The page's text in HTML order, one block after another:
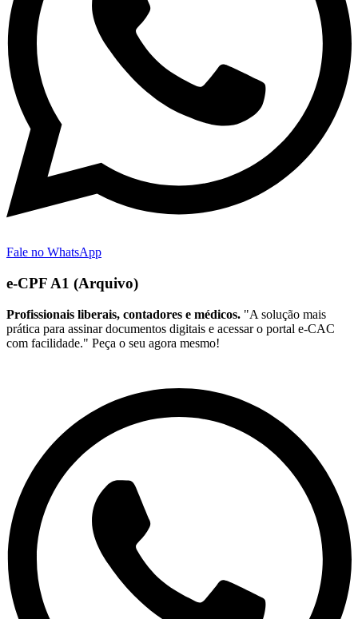
Fale no WhatsApp
e-CPF A1 (Arquivo)
Profissionais liberais, contadores e médicos. "A solução mais
prática para assinar documentos digitais e acessar o portal e-CAC
com facilidade." Peça o seu agora mesmo!